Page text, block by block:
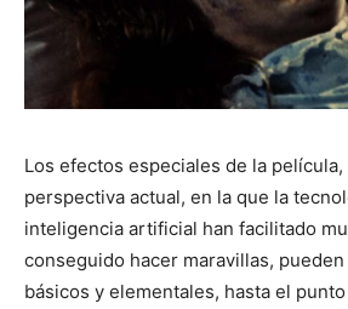
Los efectos especiales de la
perspectiva actual, en la que la
inteligencia artificial han facilitado
conseguido hacer maravillas,
básicos y elementales, hasta el